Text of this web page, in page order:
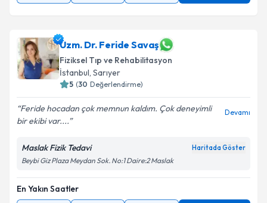
Uzm. Dr. Feride Savaş
Fiziksel Tıp ve Rehabilitasyon
İstanbul, Sarıyer
5 (30 Değerlendirme)
Feride hocadan çok memnun kaldım. Çok deneyimli
bir ekibi var....
Devamı
Maslak Fizik Tedavi Haritada Göster
Beybi Giz Plaza Meydan Sok. No:1 Daire:2 Maslak
En Yakın Saatler